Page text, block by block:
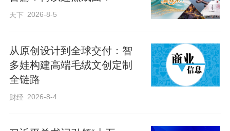
各个环节。此次实践活动让孩子们在亲眼
所见、亲耳所闻、亲身感受中掌握制水、
正确用水观念，让节水护水的种子在青少
年心中生根发芽。
治冀州》栏目“部门说法”普法活动，以以案
天下 2026-8-5
从原创设计到全球交付：智
多娃构建高端毛绒文创定制
全链路
财经 2026-8-4